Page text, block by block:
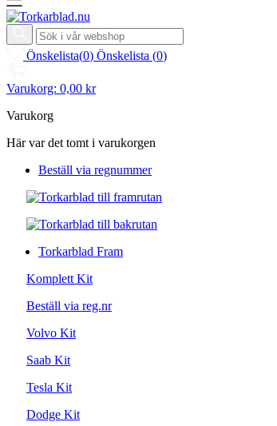
Önskelista(0) Önskelista (0)
Varukorg: 0,00 kr
Varukorg
Här var det tomt i varukorgen
Beställ via regnummer
Torkarblad Fram
Komplett Kit
Beställ via reg.nr
Volvo Kit
Saab Kit
Tesla Kit
Dodge Kit